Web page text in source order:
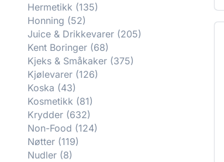
Hermetikk (135)
Honning (52)
Juice & Drikkevarer (205)
Kent Boringer (68)
Kjeks & Småkaker (375)
Kjølevarer (126)
Koska (43)
Kosmetikk (81)
Krydder (632)
Non-Food (124)
Nøtter (119)
Nudler (8)